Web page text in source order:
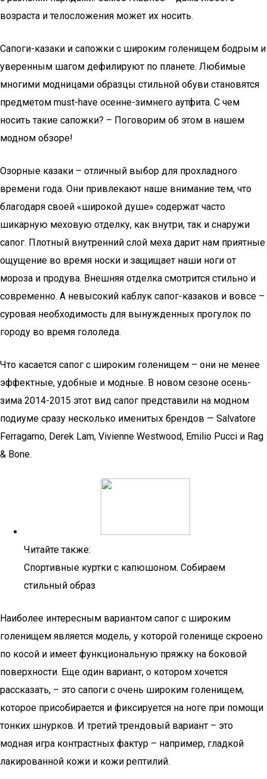
возраста и телосложения может их носить.
Сапоги-казаки и сапожки с широким голенищем бодрым и
уверенным шагом дефилируют по планете. Любимые
многими модницами образцы стильной обуви становятся
предметом must-have осенне-зимнего аутфита. С чем
носить такие сапожки? – Поговорим об этом в нашем
модном обзоре!
Озорные казаки – отличный выбор для прохладного
времени года. Они привлекают наше внимание тем, что
благодаря своей «широкой душе» содержат часто
шикарную меховую отделку, как внутри, так и снаружи
сапог. Плотный внутренний слой меха дарит нам приятные
ощущение во время носки и защищает наши ноги от
мороза и продува. Внешняя отделка смотрится стильно и
современно. А невысокий каблук сапог-казаков и вовсе –
суровая необходимость для вынужденных прогулок по
городу во время гололеда.
Что касается сапог с широким голенищем – они не менее
эффектные, удобные и модные. В новом сезоне осень-
зима 2014-2015 этот вид сапог представили на модном
подиуме сразу несколько именитых брендов — Salvatore
Ferragamo, Derek Lam, Vivienne Westwood, Emilio Pucci и Rag
& Bone.
Читайте также:
Спортивные куртки с капюшоном. Собираем
стильный образ
Наиболее интересным вариантом сапог с широким
голенищем является модель, у которой голенище скроено
по косой и имеет функциональную пряжку на боковой
поверхности. Еще один вариант, о котором хочется
рассказать, – это сапоги с очень широким голенищем,
которое присобирается и фиксируется на ноге при помощи
тонких шнурков. И третий трендовый вариант – это
модная игра контрастных фактур – например, гладкой
лакированной кожи и кожи рептилий.